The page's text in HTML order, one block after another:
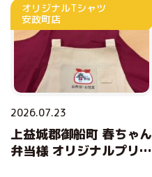
オリジナルTシャツ
安政町店
2026.07.23
上益城郡御船町 春ちゃん
弁当様 オリジナルプリン